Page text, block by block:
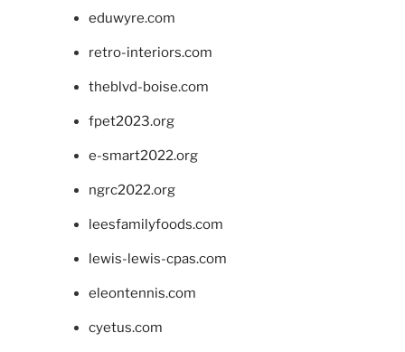
eduwyre.com
retro-interiors.com
theblvd-boise.com
fpet2023.org
e-smart2022.org
ngrc2022.org
leesfamilyfoods.com
lewis-lewis-cpas.com
eleontennis.com
cyetus.com